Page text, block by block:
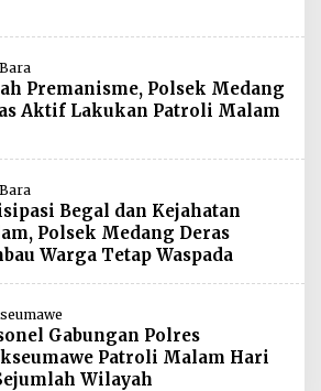
Premanisme, Polsek Medang
Aktif Lakukan Patroli Malam
Begal dan Kejahatan
Polsek Medang Deras
Warga Tetap Waspada
Gabungan Polres
Patroli Malam Hari
Wilayah